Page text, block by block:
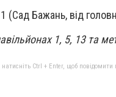
(Сад Бажань, від
1, 5, 13 та
Ctrl + Enter, щоб повідомити